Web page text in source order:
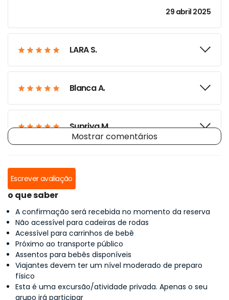
29 abril 2025
LARA S.
Blanca A.
Supriya M.
Mostrar comentários
Escrever avaliação
o que saber
A confirmação será recebida no momento da reserva
Não acessível para cadeiras de rodas
Acessível para carrinhos de bebê
Próximo ao transporte público
Assentos para bebês disponíveis
Viajantes devem ter um nível moderado de preparo
físico
Esta é uma excursão/atividade privada. Apenas o seu
grupo irá participar